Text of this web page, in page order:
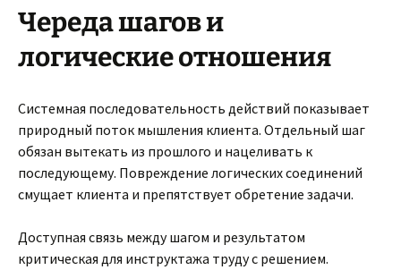
Череда шагов и
логические отношения
Системная последовательность действий показывает
природный поток мышления клиента. Отдельный шаг
обязан вытекать из прошлого и нацеливать к
последующему. Повреждение логических соединений
смущает клиента и препятствует обретение задачи.
Доступная связь между шагом и результатом
критическая для инструктажа труду с решением.